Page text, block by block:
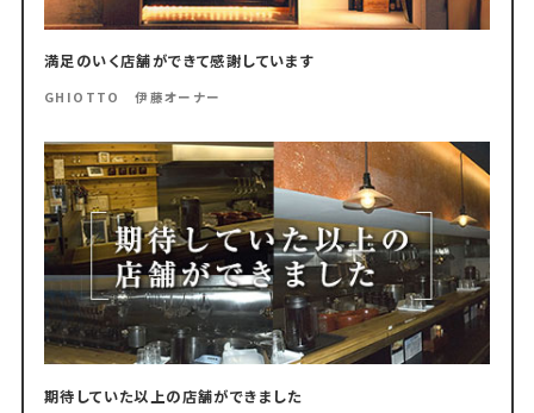
満足のいく店舗ができて感謝しています
GHIOTTO 伊藤オーナー
期待していた以上の店舗ができました